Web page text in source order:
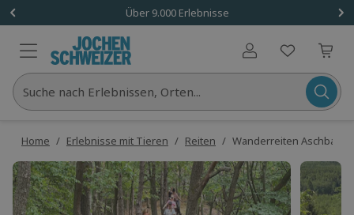
Über 9.000 Erlebnisse
Benutzerkonto
Suche nach Erlebnissen, Orten...
Home / Erlebnisse mit Tieren / Reiten / Wanderreiten Aschbach